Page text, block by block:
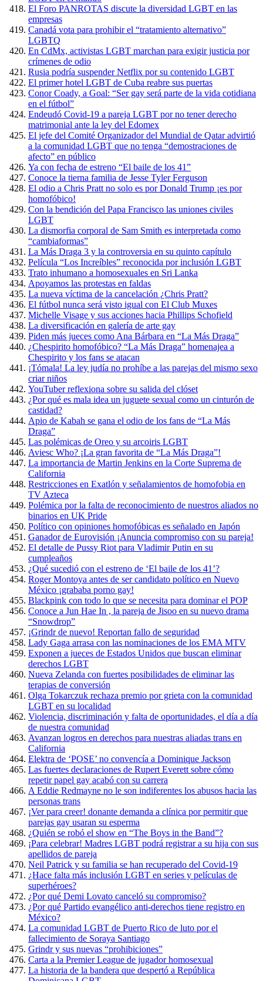
El Foro PANROTAS discute la diversidad LGBT en las
empresas
Canadá vota para prohibir el “tratamiento alternativo”
LGBTQ
En CdMx, activistas LGBT marchan para exigir justicia por
crímenes de odio
Rusia podría suspender Netflix por su contenido LGBT
El primer hotel LGBT de Cuba reabre sus puertas
Conor Coady, a Goal: “Ser gay será parte de la vida cotidiana
en el fútbol”
Endeudó Covid-19 a pareja LGBT por no tener derecho
matrimonial ante la ley del Edomex
El jefe del Comité Organizador del Mundial de Qatar advirtió
a la comunidad LGBT que no tenga “demostraciones de
afecto” en público
Ya con fecha de estreno “El baile de los 41”
Conoce la tierna familia de Jesse Tyler Ferguson
El odio a Chris Pratt no solo es por Donald Trump ¡es por
homofóbico!
Con la bendición del Papa Francisco las uniones civiles
LGBT
La dismorfia corporal de Sam Smith es interpretada como
“cambiaformas”
La Más Draga 3 y la controversia en su quinto capítulo
Película “Los Increíbles” reconocida por inclusión LGBT
Trato inhumano a homosexuales en Sri Lanka
Apoyamos las protestas en faldas
La nueva víctima de la cancelación ¿Chris Pratt?
El fútbol nunca será visto igual con El Club Muxes
Michelle Visage y sus acciones hacia Phillips Schofield
La diversificación en galería de arte gay
Piden más jueces como Ana Bárbara en “La Más Draga”
¿Chespirito homofóbico? “La Más Draga” homenajea a
Chespirito y los fans se atacan
¡Tómala! La ley judía no prohíbe a las parejas del mismo sexo
criar niños
YouTuber reflexiona sobre su salida del clóset
¿Por qué es mala idea un juguete sexual como un cinturón de
castidad?
Apio de Kabah se gana el odio de los fans de “La Más
Draga”
Las polémicas de Oreo y su arcoiris LGBT
Aviesc Who? ¡La gran favorita de “La Más Draga”!
La importancia de Martin Jenkins en la Corte Suprema de
California
Restricciones en Exatlón y señalamientos de homofobia en
TV Azteca
Polémica por la falta de reconocimiento de nuestros aliados no
binarios en UK Pride
Político con opiniones homofóbicas es señalado en Japón
Ganador de Eurovisión ¡Anuncia compromiso con su pareja!
El detalle de Pussy Riot para Vladimir Putin en su
cumpleaños
¿Qué sucedió con el estreno de ‘El baile de los 41’?
Roger Montoya antes de ser candidato político en Nuevo
México ¡grababa porno gay!
Blackpink con todo lo que se necesita para dominar el POP
Conoce a Jun Hae In , la pareja de Jisoo en su nuevo drama
“Snowdrop”
¡Grindr de nuevo! Reportan fallo de seguridad
Lady Gaga arrasa con las nominaciones de los EMA MTV
Exponen a jueces de Estados Unidos que buscan eliminar
derechos LGBT
Nueva Zelanda con fuertes posibilidades de eliminar las
terapias de conversión
Olga Tokarczuk rechaza premio por grieta con la comunidad
LGBT en su localidad
Violencia, discriminación y falta de oportunidades, el día a día
de nuestra comunidad
Avanzan logros en derechos para nuestras aliadas trans en
California
Elektra de ‘POSE’ no convencía a Dominique Jackson
Las fuertes declaraciones de Rupert Everett sobre cómo
repetir papel gay acabó con su carrera
A Eddie Redmayne no le son indiferentes los abusos hacia las
personas trans
¡Ver para creer! donante demanda a clínica por permitir que
parejas gay usaran su esperma
¿Quién se robó el show en “The Boys in the Band”?
¡Para celebrar! Madres LGBT podrá registrar a su hija con sus
apellidos de pareja
Neil Patrick y su familia se han recuperado del Covid-19
¿Hace falta más inclusión LGBT en series y películas de
superhéroes?
¿Por qué Demi Lovato canceló su compromiso?
¿Por qué Partido evangélico anti-derechos tiene registro en
México?
La comunidad LGBT de Puerto Rico de luto por el
fallecimiento de Soraya Santiago
Grindr y sus nuevas “prohibiciones”
Carta a la Premier League de jugador homosexual
La historia de la bandera que despertó a República